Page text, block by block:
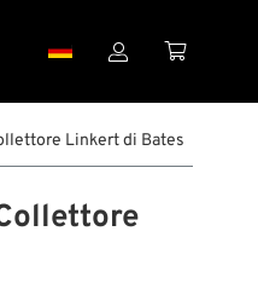
 
Linkert di Bates